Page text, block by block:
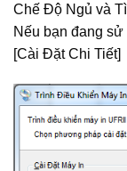
Chế Độ Ngủ và
Nếu bạn đang
[Cài Đặt Chi Tiết]